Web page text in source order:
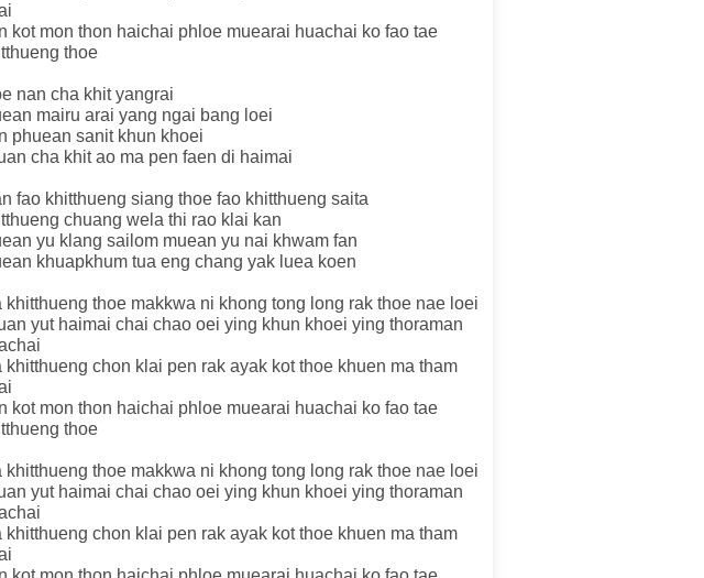
kot mon thon haichai phloe muearai huachai ko fao tae
thoe
nan cha khit yangrai
mairu arai yang ngai bang loei
phuean sanit khun khoei
cha khit ao ma pen faen di haimai
fao khitthueng siang thoe fao khitthueng saita
chuang wela thi rao klai kan
yu klang sailom muean yu nai khwam fan
khuapkhum tua eng chang yak luea koen
khitthueng thoe makkwa ni khong tong long rak thoe nae loei
yut haimai chai chao oei ying khun khoei ying thoraman
khitthueng chon klai pen rak ayak kot thoe khuen ma tham
kot mon thon haichai phloe muearai huachai ko fao tae
thoe
khitthueng thoe makkwa ni khong tong long rak thoe nae loei
yut haimai chai chao oei ying khun khoei ying thoraman
khitthueng chon klai pen rak ayak kot thoe khuen ma tham